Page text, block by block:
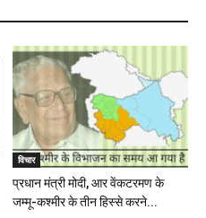
विचार
प्रधान मंत्री मोदी, आर वेंकटरमण के
जम्मू-कश्मीर के तीन हिस्से करने...